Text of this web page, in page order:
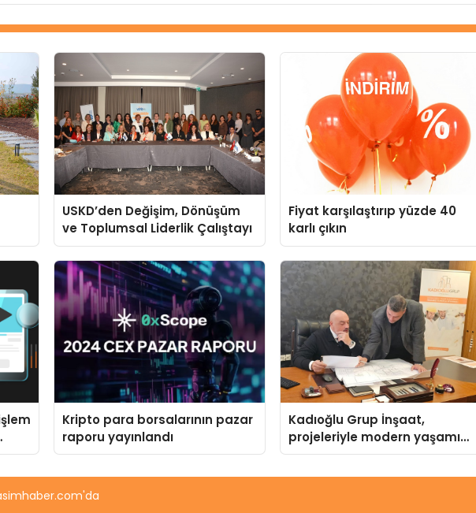
USKD’den Değişim, Dönüşüm
ve Toplumsal Liderlik Çalıştayı
Fiyat karşılaştırıp yüzde 40
karlı çıkın
Kripto para borsalarının pazar
raporu yayınlandı
Kadıoğlu Grup İnşaat,
projeleriyle modern yaşamı
şekillendiriyor